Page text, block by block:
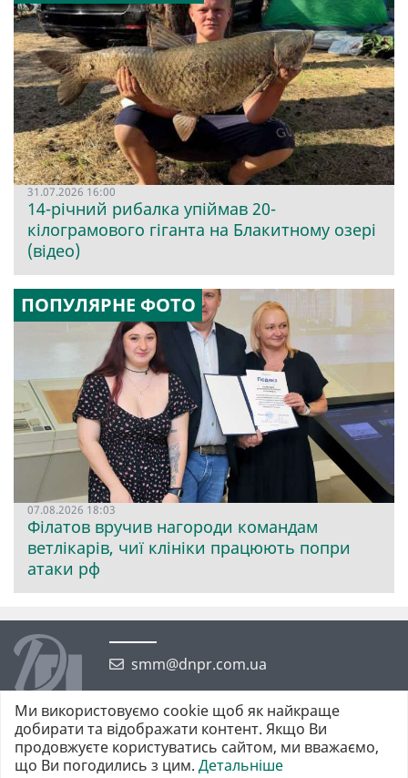
31.07.2026 16:00
14-річний рибалка упіймав 20-
кілограмового гіганта на Блакитному озері
(відео)
ПОПУЛЯРНЕ ФОТО
07.08.2026 18:03
Філатов вручив нагороди командам
ветлікарів, чиї клініки працюють попри
атаки рф
smm@dnpr.com.ua
©2026 https://dnpr.com.ua Дніпровська порадниця
Ми використовуємо cookie щоб як найкраще
добирати та відображати контент. Якщо Ви
продовжуєте користуватись сайтом, ми вважаємо,
що Ви погодились з цим. Детальніше